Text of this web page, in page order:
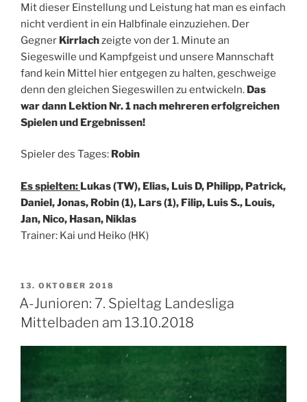
Mit dieser Einstellung und Leistung hat man es einfach
nicht verdient in ein Halbfinale einzuziehen. Der
Gegner Kirrlachzeigte von der 1. Minute an
Siegeswille und Kampfgeist und unsere Mannschaft
fand kein Mittel hier entgegen zu halten, geschweige
denn den gleichen Siegeswillen zu entwickeln. Das
war dann Lektion Nr. 1 nach mehreren erfolgreichen
Spielen und Ergebnissen!
Spieler des Tages: Robin
Es spielten: Lukas (TW), Elias, Luis D, Philipp, Patrick,
Daniel, Jonas, Robin (1), Lars (1), Filip, Luis S., Louis,
Jan, Nico, Hasan, Niklas
Trainer: Kai und Heiko (HK)
VERÖFFENTLICHT
AM
13. OKTOBER 2018
A-Junioren: 7. Spieltag Landesliga
Mittelbaden am 13.10.2018